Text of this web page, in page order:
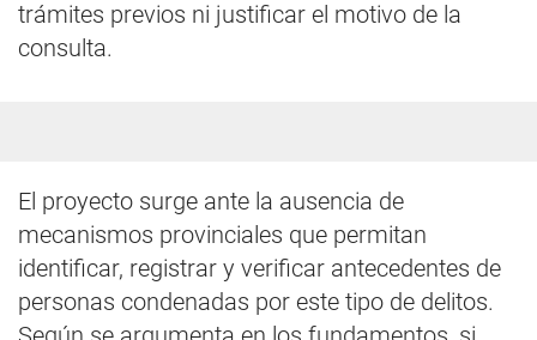
trámites previos ni justificar el motivo de la
consulta.
El proyecto surge ante la ausencia de
mecanismos provinciales que permitan
identificar, registrar y verificar antecedentes de
personas condenadas por este tipo de delitos.